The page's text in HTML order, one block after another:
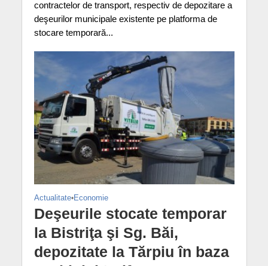
contractelor de transport, respectiv de depozitare a
deşeurilor municipale existente pe platforma de
stocare temporară...
Actualitate•Economie
Deşeurile stocate temporar
la Bistriţa şi Sg. Băi,
depozitate la Tărpiu în baza